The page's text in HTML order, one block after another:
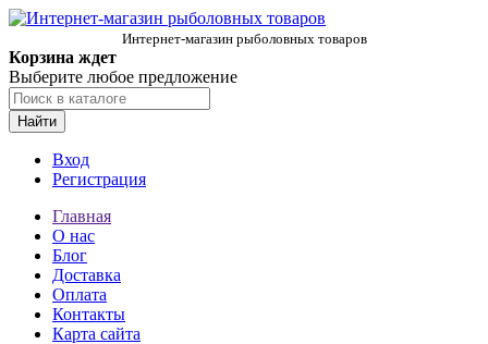
Интернет-магазин рыболовных товаров
Корзина ждет
Выберите любое предложение
Найти
Вход
Регистрация
Главная
О нас
Блог
Доставка
Оплата
Контакты
Карта сайта